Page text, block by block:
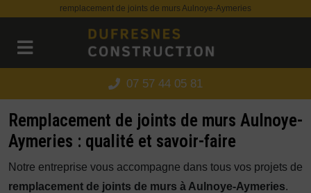
remplacement de joints de murs Aulnoye-Aymeries
07 57 44 05 81
Remplacement de joints de murs Aulnoye-
Aymeries : qualité et savoir-faire
Notre entreprise vous accompagne dans tous vos projets de
remplacement de joints de murs à Aulnoye-Aymeries.
Panneau de gestion des cookies